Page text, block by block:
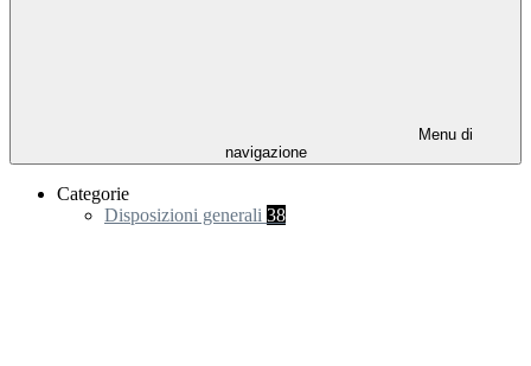
Menu di
navigazione
Categorie
Disposizioni generali 38